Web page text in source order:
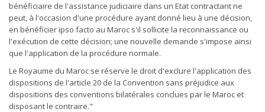
bénéficiaire de l'assistance judiciaire dans un Etat contractant ne
peut, à l'occasion d'une procédure ayant donné lieu à une décision,
en bénéficier ipso facto au Maroc s'il sollicite la reconnaissance ou
l'exécution de cette décision; une nouvelle demande s'impose ainsi
que l'application de la procédure normale.
Le Royaume du Maroc se réserve le droit d'exclure l'application des
dispositions de l'article 20 de la Convention sans préjudice aux
dispositions des conventions bilatérales conclues par le Maroc et
disposant le contraire."